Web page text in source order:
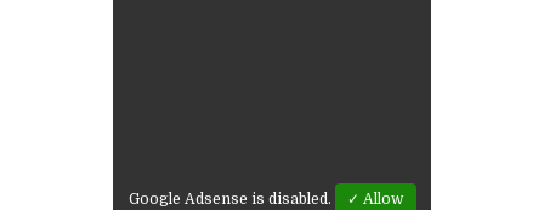
Google Adsense is disabled. ✓ Allow